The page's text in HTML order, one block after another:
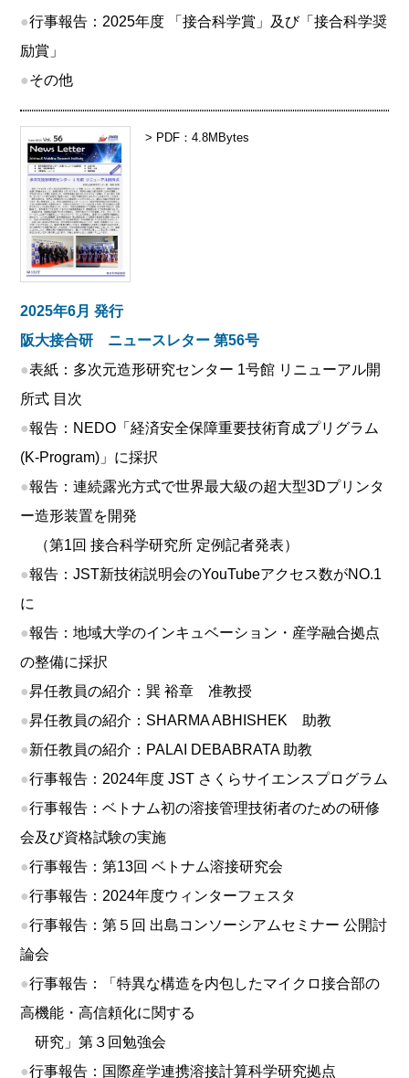
●行事報告：2025年度 「接合科学賞」及び「接合科学奨
励賞」
●その他
> PDF：4.8MBytes
2025年6月 発行
阪大接合研 ニュースレター 第56号
●表紙：多次元造形研究センター 1号館 リニューアル開
所式 目次
●報告：NEDO「経済安全保障重要技術育成プリグラム
(K-Program)」に採択
●報告：連続露光方式で世界最大級の超大型3Dプリンタ
ー造形装置を開発
（第1回 接合科学研究所 定例記者発表）
●報告：JST新技術説明会のYouTubeアクセス数がNO.1
に
●報告：地域大学のインキュベーション・産学融合拠点
の整備に採択
●昇任教員の紹介：巽 裕章 准教授
●昇任教員の紹介：SHARMA ABHISHEK 助教
●新任教員の紹介：PALAI DEBABRATA 助教
●行事報告：2024年度 JST さくらサイエンスプログラム
●行事報告：ベトナム初の溶接管理技術者のための研修
会及び資格試験の実施
●行事報告：第13回 ベトナム溶接研究会
●行事報告：2024年度ウィンターフェスタ
●行事報告：第５回 出島コンソーシアムセミナー 公開討
論会
●行事報告：「特異な構造を内包したマイクロ接合部の
高機能・高信頼化に関する
研究」第３回勉強会
●行事報告：国際産学連携溶接計算科学研究拠点